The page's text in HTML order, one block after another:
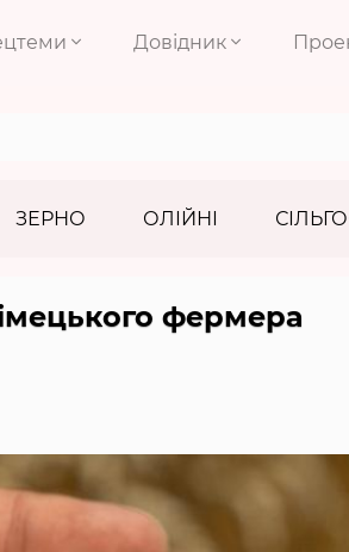
Довідник
ЗЕРНО ОЛІЙНІ
фермера